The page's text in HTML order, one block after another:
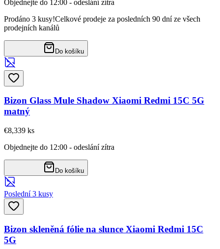
Objednejte do 12:00 - odeslání zítra
Prodáno 3 kusy!Celkové prodeje za posledních 90 dní ze všech
prodejních kanálů
Do košíku
Bizon Glass Mule Shadow Xiaomi Redmi 15C 5G
matný
€8,339 ks
Objednejte do 12:00 - odeslání zítra
Do košíku
Poslední 3 kusy
Bizon skleněná fólie na slunce Xiaomi Redmi 15C
5G